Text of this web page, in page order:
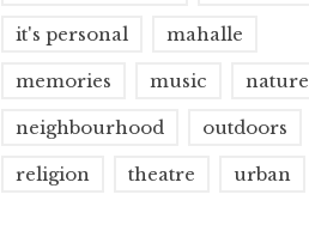
it's personal mahalle
memories music nature
neighbourhood outdoors
religion theatre urban